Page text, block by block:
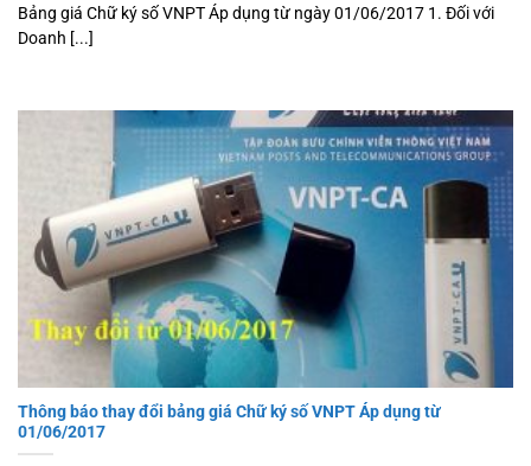
Bảng giá Chữ ký số VNPT Áp dụng từ ngày 01/06/2017 1. Đối với
Doanh [...]
Thông báo thay đổi bảng giá Chữ ký số VNPT Áp dụng từ
01/06/2017